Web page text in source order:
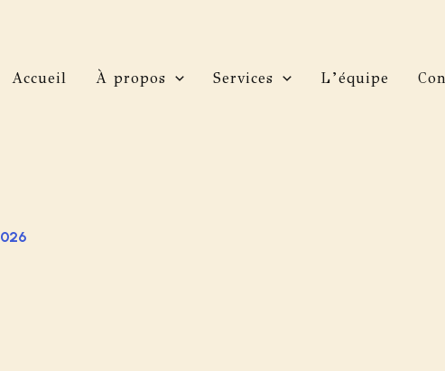
Accueil
À propos Services L’équipe